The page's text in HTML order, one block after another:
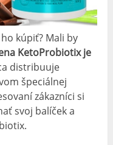
kúpiť? Mali by
KetoProbiotix je
distribuuje
špeciálnej
zákazníci si
svoj balíček a